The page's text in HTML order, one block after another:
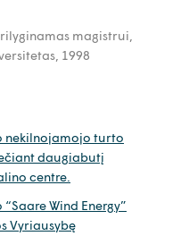
magistrui,
1998
nekilnojamojo turto
daugiabutį
centre.
Wind Energy”
Vyriausybę